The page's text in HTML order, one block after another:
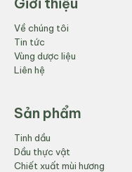
Về chúng tôi
Tin tức
Vùng dược liệu
Liên hệ
Sản phẩm
Tinh dầu
Dầu thực vật
Chiết xuất mùi hương